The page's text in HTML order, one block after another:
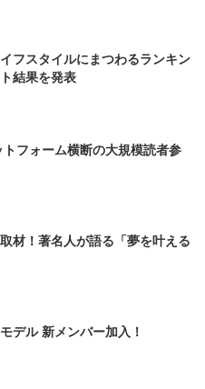
フスタイルにまつわるランキン
結果を発表
フォーム横断の大規模読者参
材！著名人が語る「夢を叶える
デル 新メンバー加入！